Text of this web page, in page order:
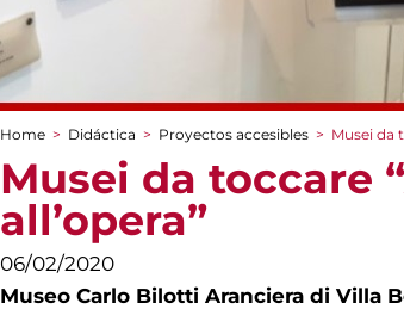
You are here
Home > Didáctica > Proyectos accesibles > Musei da
Musei da toccare
all’opera”
06/02/2020
Museo Carlo Bilotti Aranciera di Villa